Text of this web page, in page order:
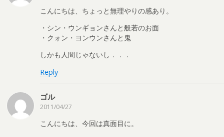
こんにちは、ちょっと無理やりの感あり。
・シン・ウンギョンさんと般若のお面
・クォン・ヨンウンさんと鬼
しかも人間じゃないし．．．
Reply
ゴル
2011/04/27
こんにちは、今回は真面目に。